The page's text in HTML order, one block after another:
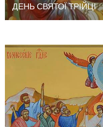
ДЕНЬ СВЯТОЇ ТРІЙЦІ